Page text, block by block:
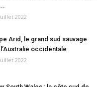
2022
Arid, le grand sud sauvage
occidentale
2022